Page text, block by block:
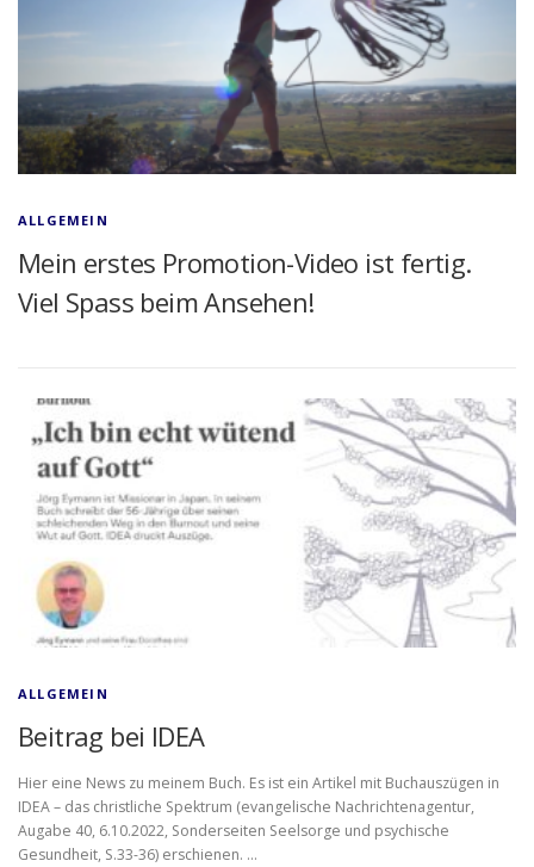
ALLGEMEIN
Mein erstes Promotion-Video ist fertig.
Viel Spass beim Ansehen!
ALLGEMEIN
Beitrag bei IDEA
Hier eine News zu meinem Buch. Es ist ein Artikel mit Buchauszügen in
IDEA – das christliche Spektrum (evangelische Nachrichtenagentur,
Augabe 40, 6.10.2022, Sonderseiten Seelsorge und psychische
Gesundheit, S.33-36) erschienen. …